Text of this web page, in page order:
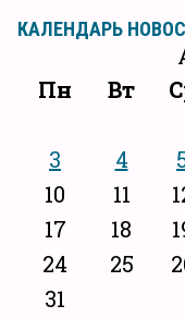
КАЛЕНДАРЬ
Пн
Вт
3
4
10
11
17
18
24
25
31